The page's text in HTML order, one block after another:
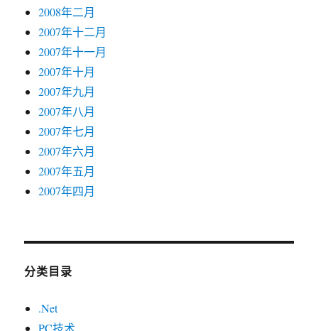
2008年二月
2007年十二月
2007年十一月
2007年十月
2007年九月
2007年八月
2007年七月
2007年六月
2007年五月
2007年四月
分类目录
.Net
PC技术